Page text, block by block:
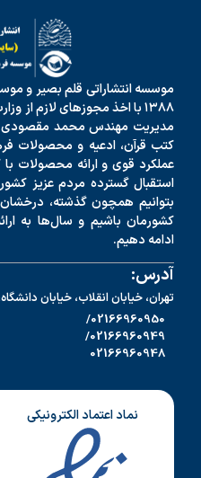
موسسه انتشاراتی قلم بصیر و
۱۳۸۸ با اخذ مجوزهای لازم
مدیریت مهندس محمد مقصودی
کتب قرآن، ادعیه و محصولات
عملکرد قوی و ارائه محصولات
استقبال گسترده مردم عزیز
بتوانیم همچون گذشته،
کشورمان باشیم و سال‌ها به
ادامه دهیم.
آدرس:
تهران، خیابان انقلاب، خیابان
02166960950/
02166960949/
02166960948
نماد اعتماد الکترونیکی